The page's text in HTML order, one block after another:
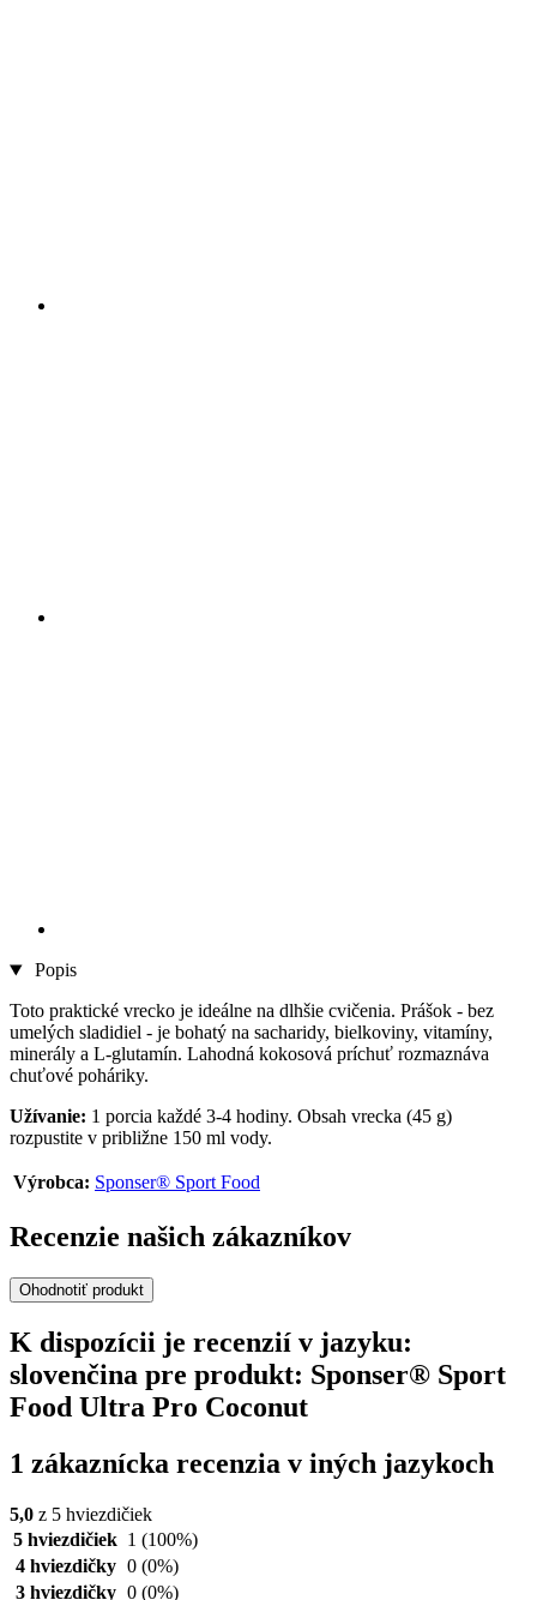
Popis
Toto praktické vrecko je ideálne na dlhšie cvičenia. Prášok - bez
umelých sladidiel - je bohatý na sacharidy, bielkoviny, vitamíny,
minerály a L-glutamín. Lahodná kokosová príchuť rozmaznáva
chuťové poháriky.
Užívanie: 1 porcia každé 3-4 hodiny. Obsah vrecka (45 g)
rozpustite v približne 150 ml vody.
Výrobca: Sponser® Sport Food
Recenzie našich zákazníkov
Ohodnotiť produkt
K dispozícii je recenzií v jazyku:
slovenčina pre produkt: Sponser® Sport
Food Ultra Pro Coconut
1 zákaznícka recenzia v iných jazykoch
5,0 z 5 hviezdičiek
5 hviezdičiek 1 (100%)
4 hviezdičky 0 (0%)
3 hviezdičky 0 (0%)